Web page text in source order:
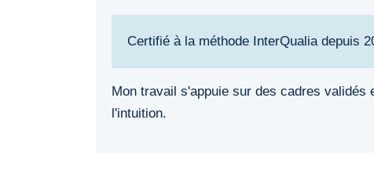
Certifié à la méthode InterQualia depuis
Mon travail s'appuie sur des cadres
l'intuition.